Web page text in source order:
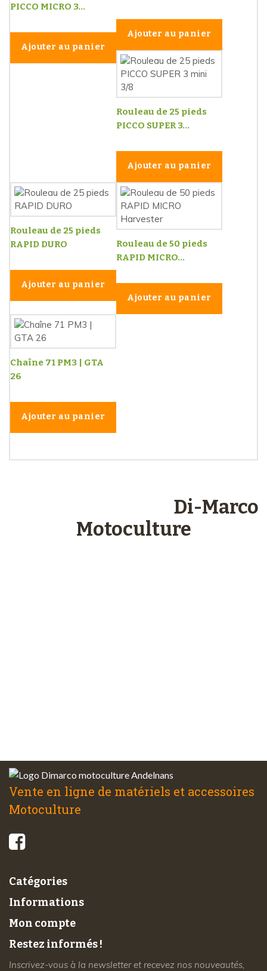
PICCO MICRO 3...
Ajouter au panier
Ajouter au panier
Rouleau de 25 pieds
PICCO SUPER 3...
Ajouter au panier
Rouleau de 25 pieds
RAPID DURO
Ajouter au panier
Rouleau de 50 pieds
RAPID MICRO...
Ajouter au panier
Chaîne 71 PM3 | GTA
26
Ajouter au panier
Di-Marco
Motoculture
Vente en ligne de matériels et accessoires
Motoculture
Catégories
Informations
Mon compte
Restez informés !
Inscrivez-vous à la newsletter et recevez nos nouveautés,